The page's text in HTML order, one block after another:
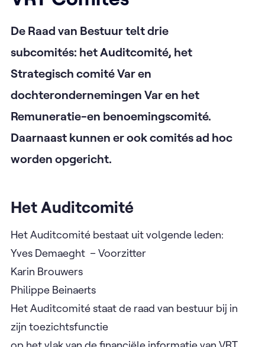
De Raad van Bestuur telt drie
subcomités: het Auditcomité, het
Strategisch comité Var en
dochterondernemingen Var en het
Remuneratie-en benoemingscomité.
Daarnaast kunnen er ook comités ad hoc
worden opgericht.
Het Auditcomité
Het Auditcomité bestaat uit volgende leden:
Yves Demaeght – Voorzitter
Karin Brouwers
Philippe Beinaerts
Het Auditcomité staat de raad van bestuur bij in
zijn toezichtsfunctie